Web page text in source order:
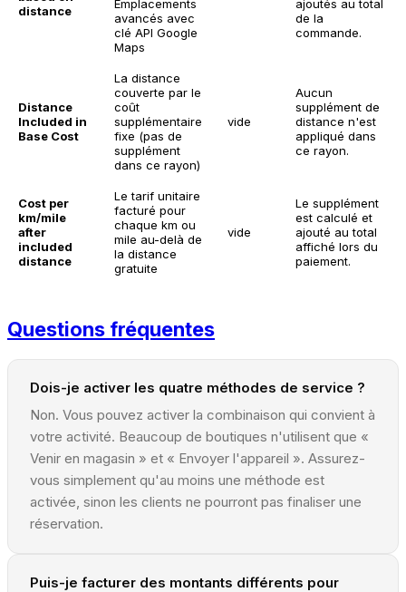
distance
Emplacements
avancés avec
clé API Google
Maps
ajoutés au total
de la
commande.
Distance
Included in
Base Cost
La distance
couverte par le
coût
supplémentaire
fixe (pas de
supplément
dans ce rayon)
vide
Aucun
supplément de
distance n'est
appliqué dans
ce rayon.
Cost per
km/mile
after
included
distance
Le tarif unitaire
facturé pour
chaque km ou
mile au-delà de
la distance
gratuite
vide
Le supplément
est calculé et
ajouté au total
affiché lors du
paiement.
Questions fréquentes
Dois-je activer les quatre méthodes de service ?
Non. Vous pouvez activer la combinaison qui convient à
votre activité. Beaucoup de boutiques n'utilisent que «
Venir en magasin » et « Envoyer l'appareil ». Assurez-
vous simplement qu'au moins une méthode est
activée, sinon les clients ne pourront pas finaliser une
réservation.
Puis-je facturer des montants différents pour